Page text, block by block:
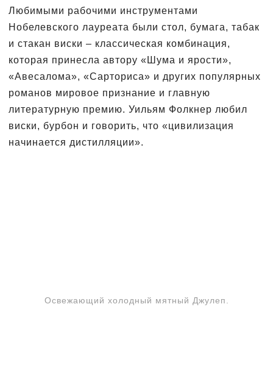
Любимыми рабочими инструментами
Нобелевского лауреата были стол, бумага, табак
и стакан виски – классическая комбинация,
которая принесла автору «Шума и ярости»,
«Авесалома», «Сарториса» и других популярных
романов мировое признание и главную
литературную премию. Уильям Фолкнер любил
виски, бурбон и говорить, что «цивилизация
начинается дистилляции».
Освежающий холодный мятный Джулеп.